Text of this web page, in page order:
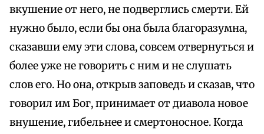
вкушение от него, не подверглись смерти. Ей
нужно было, если бы она была благоразумна,
сказавши ему эти слова, совсем отвернуться и
более уже не говорить с ним и не слушать
слов его. Но она, открыв заповедь и сказав, что
говорил им Бог, принимает от диавола новое
внушение, гибельнее и смертоносное. Когда